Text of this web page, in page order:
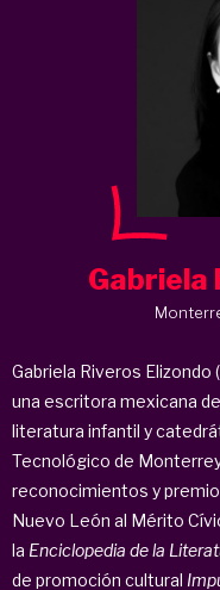
Gabriela
Gabriela Riveros Elizondo
una escritora mexicana
literatura infantil y
Tecnológico de
reconocimientos y
Nuevo León al Mérito
la Enciclopedia de la
de promoción cultural